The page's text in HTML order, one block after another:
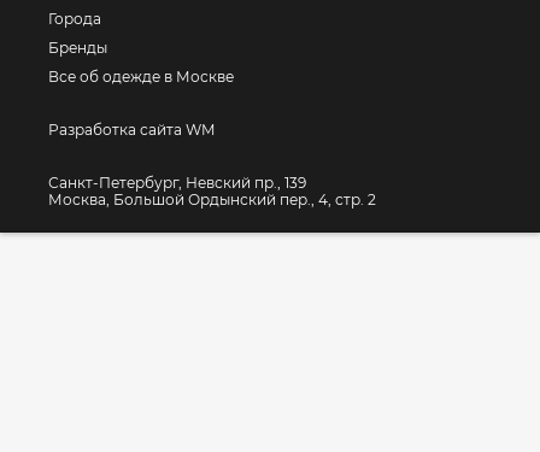
Города
Бренды
Все об одежде в Москве
Разработка сайта WM
Санкт-Петербург, Невский пр., 139
Москва, Большой Ордынский пер., 4, стр. 2